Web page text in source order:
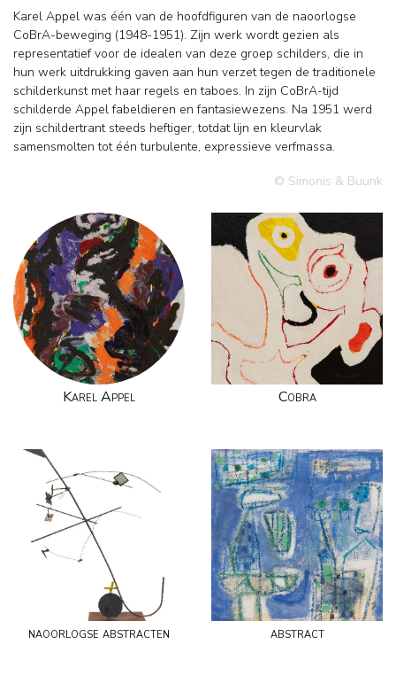
Karel Appel was één van de hoofdfiguren van de naoorlogse
CoBrA-beweging (1948-1951). Zijn werk wordt gezien als
representatief voor de idealen van deze groep schilders, die in
hun werk uitdrukking gaven aan hun verzet tegen de traditionele
schilderkunst met haar regels en taboes. In zijn CoBrA-tijd
schilderde Appel fabeldieren en fantasiewezens. Na 1951 werd
zijn schildertrant steeds heftiger, totdat lijn en kleurvlak
samensmolten tot één turbulente, expressieve verfmassa.
© Simonis & Buunk
Karel Appel Cobra
naoorlogse abstracten abstract